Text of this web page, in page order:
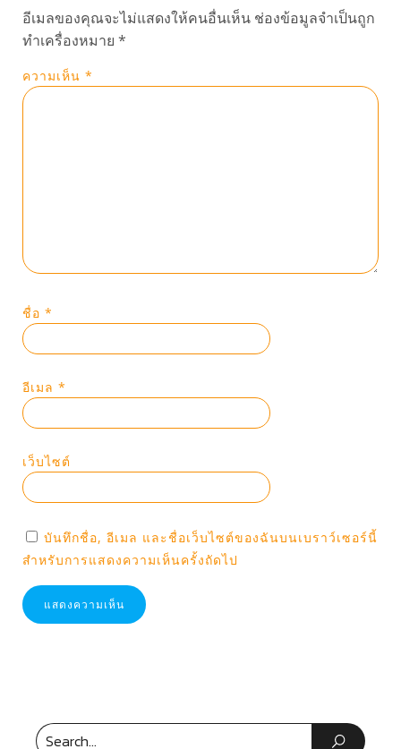
อีเมลของคุณจะไม่แสดงให้คนอื่นเห็น ช่องข้อมูลจำเป็นถูก
ทำเครื่องหมาย *
ความเห็น *
ชื่อ *
อีเมล *
เว็บไซต์
บันทึกชื่อ, อีเมล และชื่อเว็บไซต์ของฉันบนเบราว์เซอร์นี้
สำหรับการแสดงความเห็นครั้งถัดไป